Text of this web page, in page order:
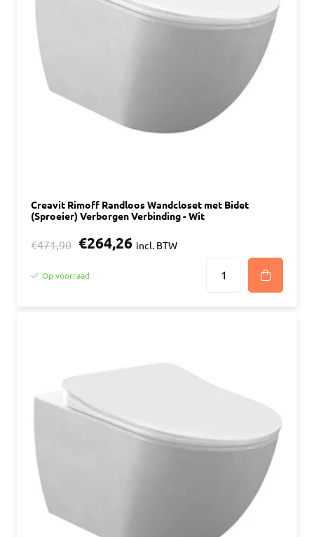
Creavit Rimoff Randloos Wandcloset met Bidet
(Sproeier) Verborgen Verbinding - Wit
€471,90 €264,26 incl. BTW
Op voorraad